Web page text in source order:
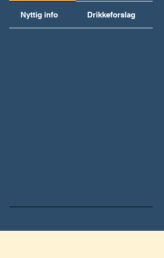
Nyttig info Drikkeforslag